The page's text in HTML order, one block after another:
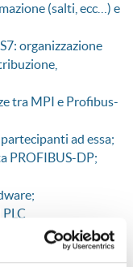
(salti, ecc…) e
organizzazione
tra MPI e Profibus-
ad essa;
PROFIBUS-DP;
I/O digitali e
allo